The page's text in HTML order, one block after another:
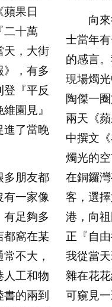
果日
二十萬
天，大街
，有多
『平反
園見』
進了當晚
朋友都
有一家像
足夠多
都窩在某
不大，
人工和物
書的兩到
向來
士當年
的感言
現場燭
陶傑一
兩天《
中撰文
燭光的
在銅鑼
客，選
港，向
正『自
我從當
雜在花
可窺見一